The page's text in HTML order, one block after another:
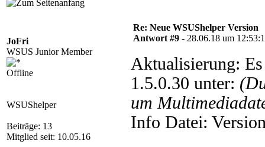
JoFri
WSUS Junior Member
Offline
WSUShelper
Beiträge: 13
Mitglied seit: 10.05.16
Re: Neue WSUShelper Version
Antwort #9 - 28.06.18 um
Aktualisierung:
1.5.0.30 unter:
um
Info Datei: